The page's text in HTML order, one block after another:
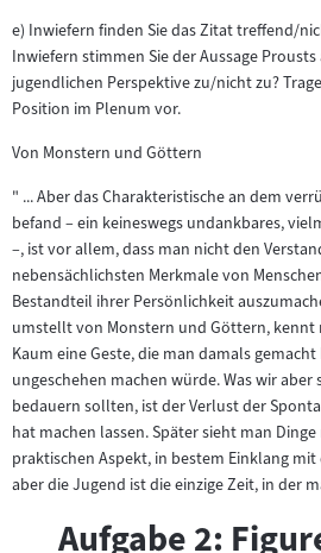
e) Inwiefern finden Sie das Zitat treffend/
Inwiefern stimmen Sie der Aussage
jugendlichen Perspektive zu/nicht zu?
Position im Plenum vor.
Von Monstern und Göttern
" ... Aber das Charakteristische an dem
befand – ein keineswegs undankbares,
–, ist vor allem, dass man nicht den
nebensächlichsten Merkmale von
Bestandteil ihrer Persönlichkeit
umstellt von Monstern und Göttern, kennt
Kaum eine Geste, die man damals
ungeschehen machen würde. Was wir aber
bedauern sollten, ist der Verlust der
hat machen lassen. Später sieht man
praktischen Aspekt, in bestem Einklang mit
aber die Jugend ist die einzige Zeit, in der
Aufgabe 2: